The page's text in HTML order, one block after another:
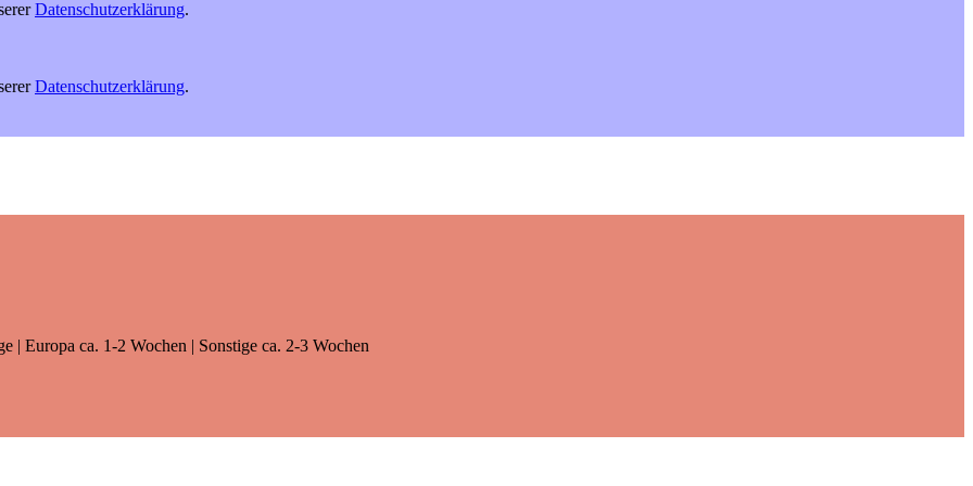
Datenschutzerklärung.
Datenschutzerklärung.
| Europa ca. 1-2 Wochen | Sonstige ca. 2-3 Wochen